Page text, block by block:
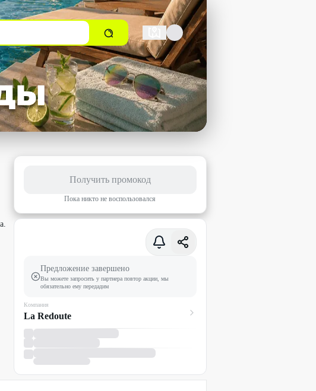
Получить промокод
Пока никто не воспользовался
Предложение завершено
Вы можете запросить у партнера повтор акции, мы
обязательно ему передадим
Компания
La Redoute